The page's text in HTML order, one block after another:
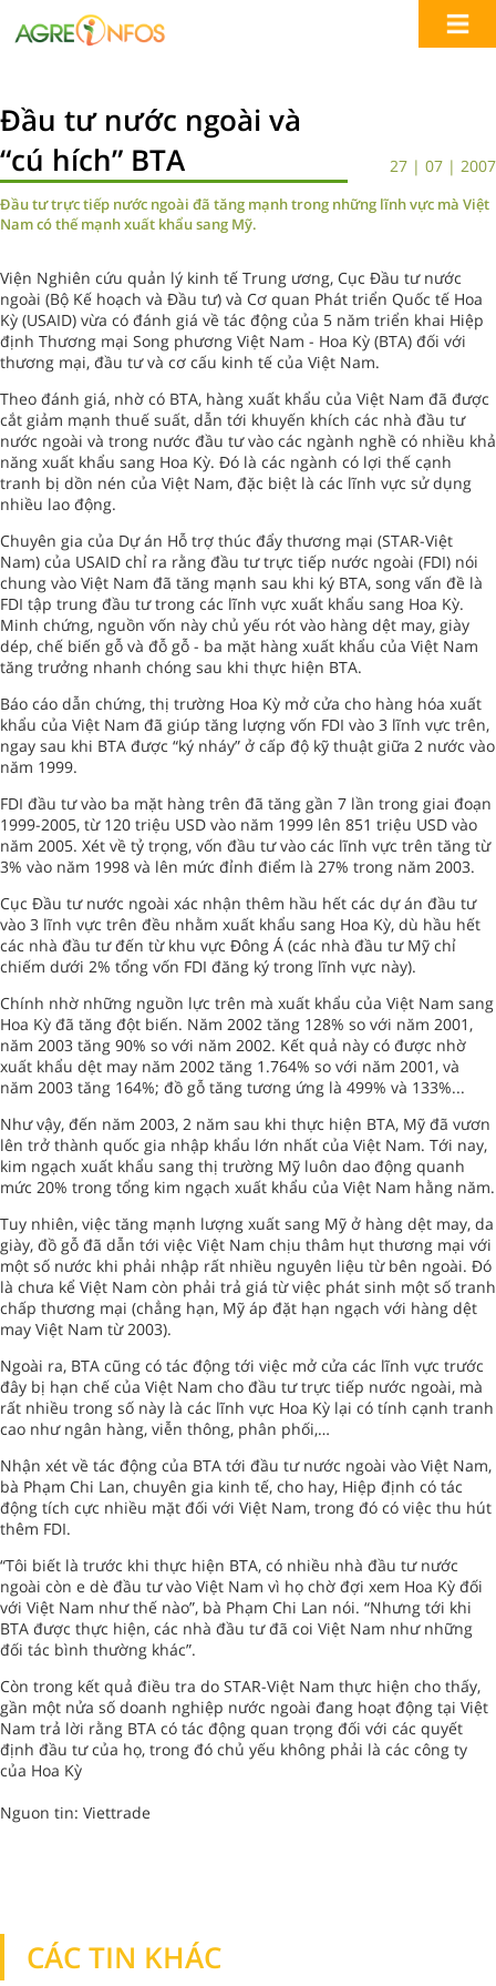
Đầu tư nước ngoài và
“cú hích” BTA
27 | 07 | 2007
Đầu tư trực tiếp nước ngoài đã tăng mạnh trong những lĩnh vực mà Việt
Nam có thế mạnh xuất khẩu sang Mỹ.
Viện Nghiên cứu quản lý kinh tế Trung ương, Cục Đầu tư nước
ngoài (Bộ Kế hoạch và Đầu tư) và Cơ quan Phát triển Quốc tế Hoa
Kỳ (USAID) vừa có đánh giá về tác động của 5 năm triển khai Hiệp
định Thương mại Song phương Việt Nam - Hoa Kỳ (BTA) đối với
thương mại, đầu tư và cơ cấu kinh tế của Việt Nam.
Theo đánh giá, nhờ có BTA, hàng xuất khẩu của Việt Nam đã được
cắt giảm mạnh thuế suất, dẫn tới khuyến khích các nhà đầu tư
nước ngoài và trong nước đầu tư vào các ngành nghề có nhiều khả
năng xuất khẩu sang Hoa Kỳ. Đó là các ngành có lợi thế cạnh
tranh bị dồn nén của Việt Nam, đặc biệt là các lĩnh vực sử dụng
nhiều lao động.
Chuyên gia của Dự án Hỗ trợ thúc đẩy thương mại (STAR-Việt
Nam) của USAID chỉ ra rằng đầu tư trực tiếp nước ngoài (FDI) nói
chung vào Việt Nam đã tăng mạnh sau khi ký BTA, song vấn đề là
FDI tập trung đầu tư trong các lĩnh vực xuất khẩu sang Hoa Kỳ.
Minh chứng, nguồn vốn này chủ yếu rót vào hàng dệt may, giày
dép, chế biến gỗ và đỗ gỗ - ba mặt hàng xuất khẩu của Việt Nam
tăng trưởng nhanh chóng sau khi thực hiện BTA.
Báo cáo dẫn chứng, thị trường Hoa Kỳ mở cửa cho hàng hóa xuất
khẩu của Việt Nam đã giúp tăng lượng vốn FDI vào 3 lĩnh vực trên,
ngay sau khi BTA được “ký nháy” ở cấp độ kỹ thuật giữa 2 nước vào
năm 1999.
FDI đầu tư vào ba mặt hàng trên đã tăng gần 7 lần trong giai đoạn
1999-2005, từ 120 triệu USD vào năm 1999 lên 851 triệu USD vào
năm 2005. Xét về tỷ trọng, vốn đầu tư vào các lĩnh vực trên tăng từ
3% vào năm 1998 và lên mức đỉnh điểm là 27% trong năm 2003.
Cục Đầu tư nước ngoài xác nhận thêm hầu hết các dự án đầu tư
vào 3 lĩnh vực trên đều nhằm xuất khẩu sang Hoa Kỳ, dù hầu hết
các nhà đầu tư đến từ khu vực Đông Á (các nhà đầu tư Mỹ chỉ
chiếm dưới 2% tổng vốn FDI đăng ký trong lĩnh vực này).
Chính nhờ những nguồn lực trên mà xuất khẩu của Việt Nam sang
Hoa Kỳ đã tăng đột biến. Năm 2002 tăng 128% so với năm 2001,
năm 2003 tăng 90% so với năm 2002. Kết quả này có được nhờ
xuất khẩu dệt may năm 2002 tăng 1.764% so với năm 2001, và
năm 2003 tăng 164%; đồ gỗ tăng tương ứng là 499% và 133%...
Như vậy, đến năm 2003, 2 năm sau khi thực hiện BTA, Mỹ đã vươn
lên trở thành quốc gia nhập khẩu lớn nhất của Việt Nam. Tới nay,
kim ngạch xuất khẩu sang thị trường Mỹ luôn dao động quanh
mức 20% trong tổng kim ngạch xuất khẩu của Việt Nam hằng năm.
Tuy nhiên, việc tăng mạnh lượng xuất sang Mỹ ở hàng dệt may, da
giày, đồ gỗ đã dẫn tới việc Việt Nam chịu thâm hụt thương mại với
một số nước khi phải nhập rất nhiều nguyên liệu từ bên ngoài. Đó
là chưa kể Việt Nam còn phải trả giá từ việc phát sinh một số tranh
chấp thương mại (chẳng hạn, Mỹ áp đặt hạn ngạch với hàng dệt
may Việt Nam từ 2003).
Ngoài ra, BTA cũng có tác động tới việc mở cửa các lĩnh vực trước
đây bị hạn chế của Việt Nam cho đầu tư trực tiếp nước ngoài, mà
rất nhiều trong số này là các lĩnh vực Hoa Kỳ lại có tính cạnh tranh
cao như ngân hàng, viễn thông, phân phối,…
Nhận xét về tác động của BTA tới đầu tư nước ngoài vào Việt Nam,
bà Phạm Chi Lan, chuyên gia kinh tế, cho hay, Hiệp định có tác
động tích cực nhiều mặt đối với Việt Nam, trong đó có việc thu hút
thêm FDI.
“Tôi biết là trước khi thực hiện BTA, có nhiều nhà đầu tư nước
ngoài còn e dè đầu tư vào Việt Nam vì họ chờ đợi xem Hoa Kỳ đối
với Việt Nam như thế nào”, bà Phạm Chi Lan nói. “Nhưng tới khi
BTA được thực hiện, các nhà đầu tư đã coi Việt Nam như những
đối tác bình thường khác”.
Còn trong kết quả điều tra do STAR-Việt Nam thực hiện cho thấy,
gần một nửa số doanh nghiệp nước ngoài đang hoạt động tại Việt
Nam trả lời rằng BTA có tác động quan trọng đối với các quyết
định đầu tư của họ, trong đó chủ yếu không phải là các công ty
của Hoa Kỳ
Nguon tin: Viettrade
CÁC TIN KHÁC